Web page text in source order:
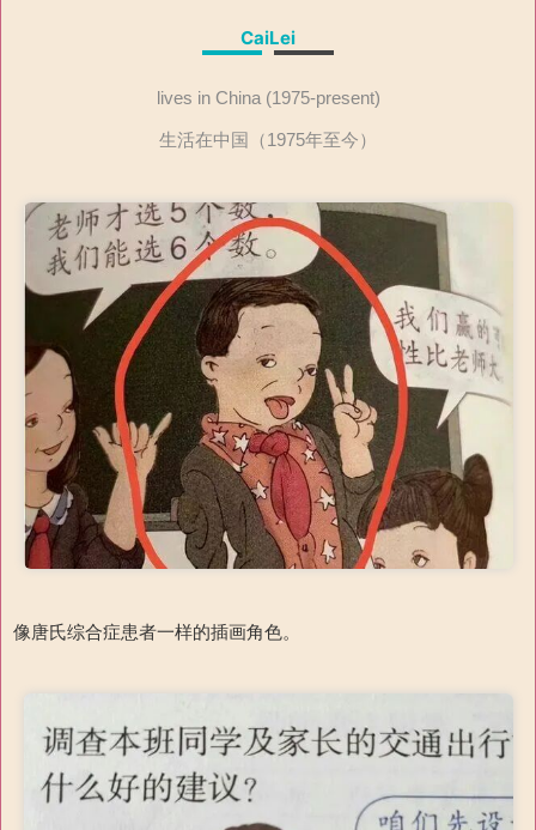
CaiLei
lives in China (1975-present)
生活在中国（1975年至今）
像唐氏综合症患者一样的插画角色。